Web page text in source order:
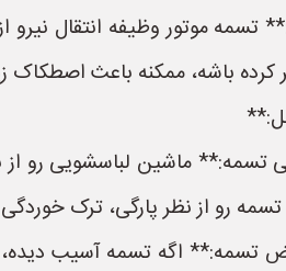
تسمه موتور وظیفه انتقال
کرده باشه، ممکنه باعث
تسمه:** ماشین لباسشویی رو از
تسمه رو از نظر پارگی، ترک
اگه تسمه آسیب دیده،